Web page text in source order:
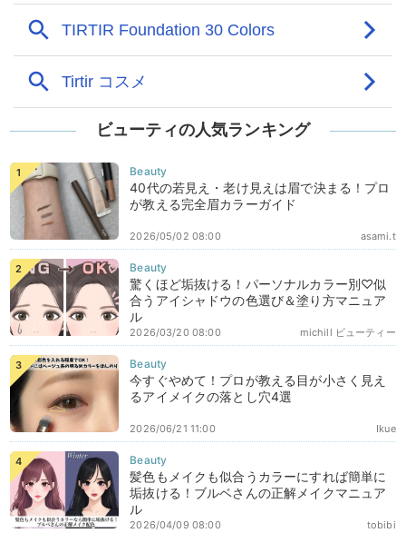
ビューティの人気ランキング
40代の若見え・老け見えは眉で決まる！プロ
が教える完全眉カラーガイド
asami.t
2026/05/02 08:00
驚くほど垢抜ける！パーソナルカラー別♡似
合うアイシャドウの色選び＆塗り方マニュア
ル
michill ビューティー
2026/03/20 08:00
今すぐやめて！プロが教える目が小さく見え
るアイメイクの落とし穴4選
Ikue
2026/06/21 11:00
髪色もメイクも似合うカラーにすれば簡単に
垢抜ける！ブルベさんの正解メイクマニュア
ル
tobibi
2026/04/09 08:00